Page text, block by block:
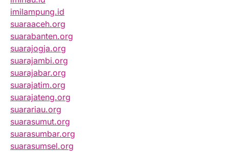
imilampung.id
suaraaceh.org
suarabanten.org
suarajogja.org
suarajambi.org
suarajabar.org
suarajatim.org
suarajateng.org
suarariau.org
suarasumut.org
suarasumbar.org
suarasumsel.org